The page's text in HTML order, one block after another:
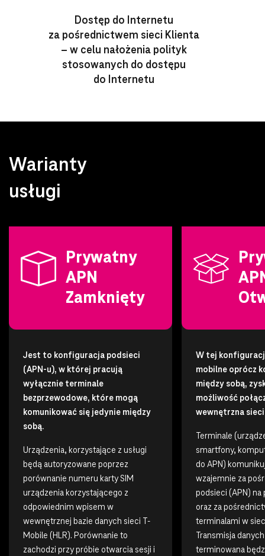
Dostęp do Internetu
za pośrednictwem sieci Klienta
– w celu nałożenia polityk
stosowanych do dostępu
do Internetu
Warianty
usługi
Prywatny
APN
Zamknięty
Jest to konfiguracja podsieci
(APN-u), w której pracują
wyłącznie terminale
bezprzewodowe, które mogą
komunikować się jedynie między
sobą.
Urządzenia, korzystające z usługi
będą autoryzowane poprzez
porównanie numeru karty SIM
urządzenia korzystającego z
odpowiednim wpisem w
wewnętrznej bazie danych sieci T-
Mobile (HLR). Porównanie to
zachodzi przy próbie otwarcia sesji i
W tej
mobilne oprócz
między sobą,
możliwość
wewnętrzna
Terminale
smartfony,
do APN)
wzajemnie za
podsieci (APN) na
oraz za
terminalami w
Transmisja
terminowana